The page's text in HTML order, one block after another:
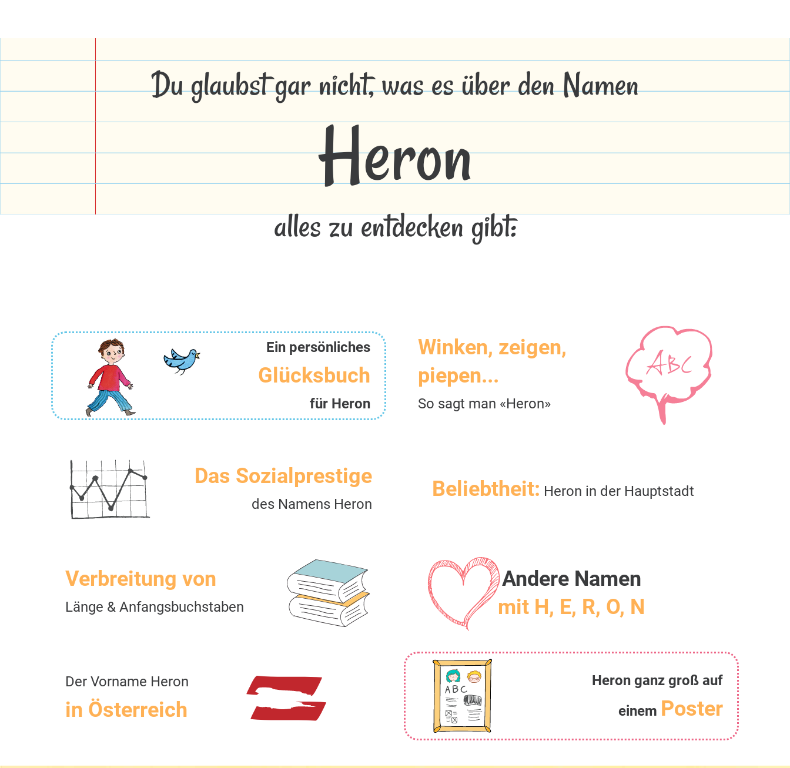
Du glaubst gar nicht, was es über den Namen
Heron
alles zu entdecken gibt:
Ein persönliches
Glücksbuch
für Heron
Winken, zeigen,
piepen...
So sagt man «Heron»
Das Sozialprestige
des Namens Heron
Beliebtheit: Heron in der Hauptstadt
Verbreitung von
Länge & Anfangsbuchstaben
Andere Namen
mit H, E, R, O, N
Der Vorname Heron
in Österreich
Heron ganz groß auf
einem Poster